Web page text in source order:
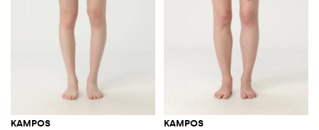
KAMPOS KAMPOS